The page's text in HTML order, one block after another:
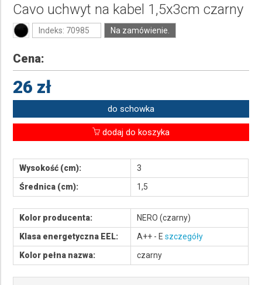
Cavo uchwyt na kabel 1,5x3cm czarny
Indeks: 70985 Na zamówienie.
Cena:
26 zł
do schowka
dodaj do koszyka
Wysokość (cm):
3
Średnica (cm):
1,5
Kolor producenta:
NERO (czarny)
Klasa energetyczna EEL:
A++ - Eszczegóły
Kolor pełna nazwa:
czarny